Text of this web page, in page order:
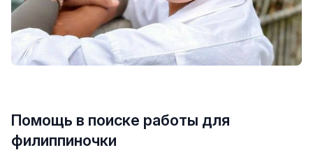
Помощь в поиске работы для
филиппиночки